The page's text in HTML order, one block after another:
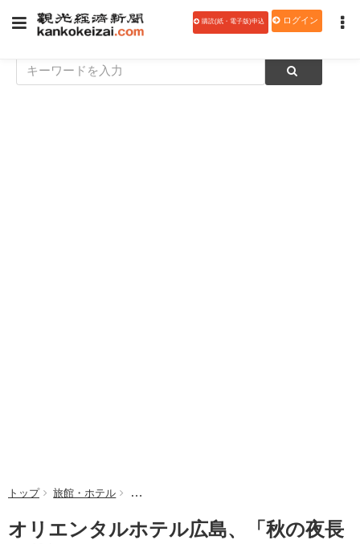
購読(紙・電子版)申込 ログイン
トップ 旅館・ホテル オリエンタルホテル広島、「秋の夜長の落語会
オリエンタルホテル広島、「秋の夜長